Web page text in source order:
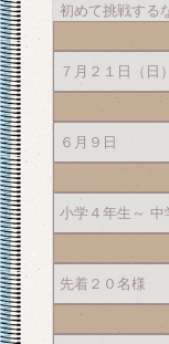
初めて挑戦する
７月２１日（日
６月９日
小学４年生～ 中
先着２０名様